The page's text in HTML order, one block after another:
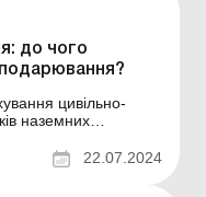
до чого
цивільно-
наземних
Україні. З
22.07.2024